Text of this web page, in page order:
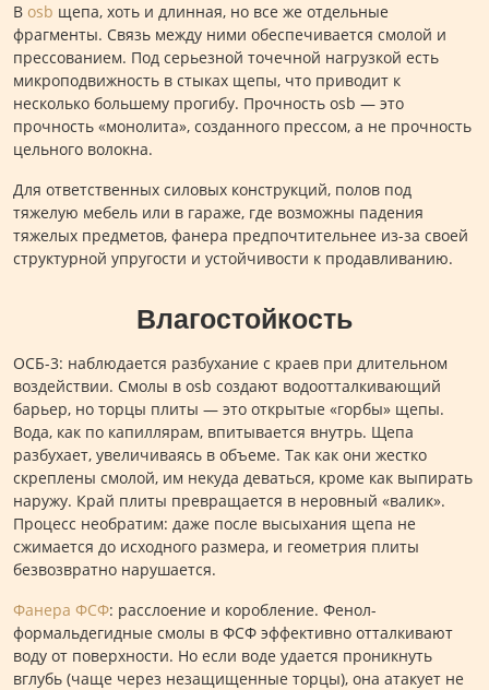
В osb щепа, хоть и длинная, но все же отдельные
фрагменты. Связь между ними обеспечивается смолой и
прессованием. Под серьезной точечной нагрузкой есть
микроподвижность в стыках щепы, что приводит к
несколько большему прогибу. Прочность osb — это
прочность «монолита», созданного прессом, а не прочность
цельного волокна.
Для ответственных силовых конструкций, полов под
тяжелую мебель или в гараже, где возможны падения
тяжелых предметов, фанера предпочтительнее из-за своей
структурной упругости и устойчивости к продавливанию.
Влагостойкость
ОСБ-3: наблюдается разбухание с краев при длительном
воздействии. Смолы в osb создают водоотталкивающий
барьер, но торцы плиты — это открытые «горбы» щепы.
Вода, как по капиллярам, впитывается внутрь. Щепа
разбухает, увеличиваясь в объеме. Так как они жестко
скреплены смолой, им некуда деваться, кроме как выпирать
наружу. Край плиты превращается в неровный «валик».
Процесс необратим: даже после высыхания щепа не
сжимается до исходного размера, и геометрия плиты
безвозвратно нарушается.
Фанера ФСФ: расслоение и коробление. Фенол-
формальдегидные смолы в ФСФ эффективно отталкивают
воду от поверхности. Но если воде удается проникнуть
вглубь (чаще через незащищенные торцы), она атакует не